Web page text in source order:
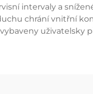
intervaly a
chrání vnitřní
uživatelsky